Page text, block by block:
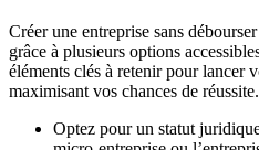
Créer une entreprise sans
grâce à plusieurs options
éléments clés à retenir pour lancer
maximisant vos chances de réussite.
Optez pour un statut